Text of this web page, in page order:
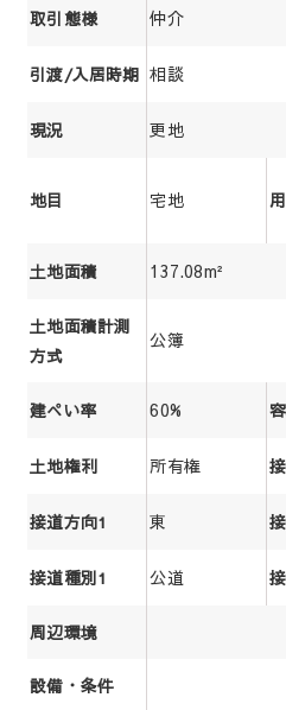
取引態様 仲介
引渡/入居時期 相談
現況 更地
地目 宅地
土地面積 137.08m²
土地面積計測
方式
公簿
建ぺい率 60%
土地権利 所有権
接道方向1 東
接道種別1 公道
周辺環境
設備・条件